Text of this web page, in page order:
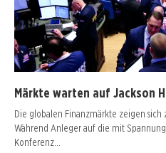
Märkte warten auf Jackson
Die globalen Finanzmärkte zeigen sich
Während Anleger auf die mit
Konferenz…